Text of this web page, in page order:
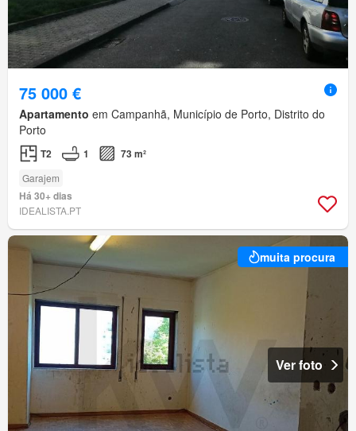
75 000 €
Apartamento em Campanhã, Município de Porto, Distrito do
Porto
T2 1 73 m²
Garajem
Há 30+ dias
IDEALISTA.PT
muita procura
Ver foto